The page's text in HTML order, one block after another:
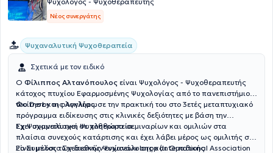
Παρηγορικής Φροντίδας (ψυχολογική υποστήριξη κατ’ οίκον).
Νέος συνεργάτης
Ψυχαναλυτική Ψυχοθεραπεία
Σχετικά με τον ειδικό
Ο Φίλιππος Αλτανόπουλος είναι Ψυχολόγος - Ψυχοθεραπευτής
κάτοχος πτυχίου Εφαρμοσμένης Ψυχολογίας από το πανεπιστήμιο
του Derby της Αγγλίας.
Φοίτησε και ολοκλήρωσε την πρακτική του στο 3ετές μεταπτυχιακό
πρόγραμμα ειδίκευσης στις κλινικές δεξιότητες με βάση την
Σχ.Ψυχαναλυτική Ψυχοθεραπεία.
Έχει συμμετάσχει σε πληθώρα σεμιναρίων και ομιλιών στα
πλαίσια συνεχούς κατάρτισης και έχει λάβει μέρος ως ομιλιτής στο
2ο Συμπόσιο Σχεσιακής Ψυχανάλυσης και Ομαδικής
Είναι μέλος των διεθνών ενώσεων Iarpp (International Association